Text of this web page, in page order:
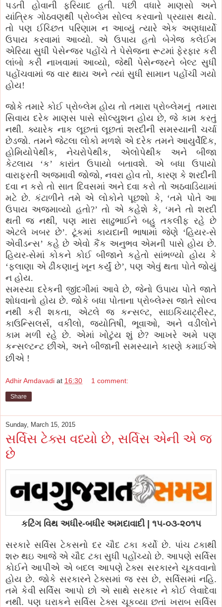
પડતી હોવાની ફરિયાદ હતી. પછી વધારે માણસો અને
યાંત્રિક ગોઠવણથી પ્રોબ્લેમ સોલ્વ કરવાનો પ્રયાસ થયો.
તો પણ ઈચ્છિત પરિણામ ન આવ્યું ત્યારે એક અણધાર્યો
ઉપાય કરવામાં આવ્યો. એ ઉપાય હતો બેગેજ કલેઈમ
એરિયા સુધી પેસેન્જર પહોંચે તે પેસેજના રૂટમાં ફેરફાર કરી
લાંબો કરી નાખવામાં આવ્યો, જેથી પેસેન્જરને બેલ્ટ સુધી
પહોંચવામાં જ વાર થાય અને ત્યાં સુધી સામાન પહોંચી ગયો
હોય!
જોકે તમારે કોઈ પ્રોબ્લેમ હોય તો તમારા પ્રોબ્લેમનું તમારા
સિવાય દરેક માણસ પાસે સોલ્યુશન હોય છે, જે કામ કરતું
નથી. ક્યારેક નાક લૂછતાં લૂછતાં શરદીની સમસ્યાની ચર્ચા
છેડજો. તમને જેટલા લોકો મળશે એ દરેક તમને આયુર્વેદિક,
હોમિયોપેથીક, નેચરોપેથીક, એલોપેથીક અને બીજા
કેટલાય ‘ક’ કારાંત ઉપાયો બતાવશે. એ બધા ઉપાયો
વારાફરતી અજમાવી જોજો, નવરા હોવ તો, કારણ કે શરદીની
દવા ન કરો તો સાત દિવસમાં અને દવા કરો તો અઠવાડિયામાં
મટે છે. કંટાળીને તમે એ લોકોને પૂછશો કે, ‘તમે પોતે આ
ઉપાય અજમાવ્યો હતો?’ તો એ કહેશે કે, ‘મને તો શરદી
થતી જ નથી, પણ મારા સાઢુભાઈને બહુ તકલીફ રહે છે
એટલે ખબર છે’. ટૂંકમાં કાયદાની ભાષામાં જેણે ‘હિયર-સે
એવીડન્સ’ કહે છે એવો કૈંક અનુભવ એમની પાસે હોય છે.
હિયર-સેમાં કોકને કોઈ બીજાને કહેતો સાંભળ્યો હોય કે
‘ફલાણા એ ઢીંકણાનું ખૂન કર્યું છે’, પણ એવું થતા પોતે જોયું
ન હોય.
સમસ્યા દરેકની જીંદગીમાં આવે છે, જેનો ઉપાય પોતે જાતે
શોધવાનો હોય છે. જોકે બધા પોતાના પ્રોબ્લેમ્સ જાતે સોલ્વ
નથી કરી શકતા, એટલે જ કન્સલ્ટ, સાઇકિયાટ્રીસ્ટ,
કાઉન્સિલર્સ, વકીલો, જ્યોતિષી, ભૂવાઓ, અને વડીલોને
કામ મળી રહે છે. એમાં ખોટુંય શું છે? આખરે અમે પણ
કન્સલ્ટન્ટ છીએ, અને બીજાની સમસ્યાને કારણે કમાઈએ
છીએ !
Adhir Amdavadi at 16:30 1 comment:
Share
Sunday, March 15, 2015
સર્વિસ ટેક્સ વધ્યો છે, સર્વિસ એની એ જ
છે
કટિંગ વિથ અધીર-બધીર અમદાવાદી | ૧૫-૦૩-૨૦૧૫
સરકારે સર્વિસ ટેકસનો દર ચૌદ ટકા કર્યો છે. પાંચ ટકાથી
શરુ થઇ આજે એ ચૌદ ટકા સુધી પહોંચ્યો છે. આપણે સર્વિસ
કોઈને આપીએ એ બદલ આપણે ટેક્સ સરકારને ચૂકવવાનો
હોય છે. જોકે સરકારને ટેક્સમાં જ રસ છે, સર્વિસમાં નહિ.
તમે કેવી સર્વિસ આપો છો એ સાથે સરકાર ને કોઈ લેવાદેવા
નથી. પણ ઘરાકને સર્વિસ ટેક્સ ચૂકવ્યા છતાં ખરાબ સર્વિસ